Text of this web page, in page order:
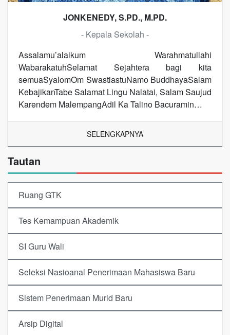
JONKENEDY, S.PD., M.PD.
- Kepala Sekolah -
Assalamu’alaikum Warahmatullahi
WabarakatuhSelamat Sejahtera bagi kita
semuaSyalomOm SwastiastuNamo BuddhayaSalam
KebajikanTabe Salamat Lingu Nalatai, Salam Saujud
Karendem MalempangAdil Ka Talino Bacuramin…
SELENGKAPNYA
Tautan
Ruang GTK
Tes Kemampuan Akademik
SI Guru Wali
Seleksi Nasioanal Penerimaan Mahasiswa Baru
Sistem Penerimaan Murid Baru
Arsip Digital